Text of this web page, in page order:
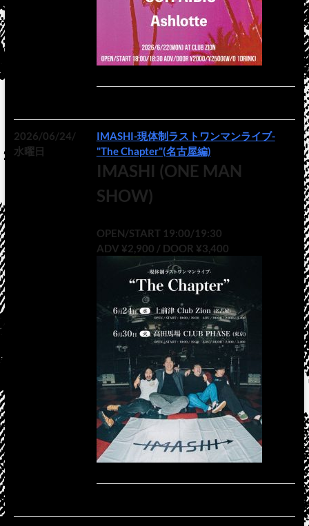
2026/06/24/
水曜日
IMASHI-現体制ラストワンマンライブ-
"The Chapter"(名古屋編)
IMASHI (ONE MAN
SHOW)
OPEN/START 19:00/19:30
ADV ¥2,900 / DOOR ¥3,400